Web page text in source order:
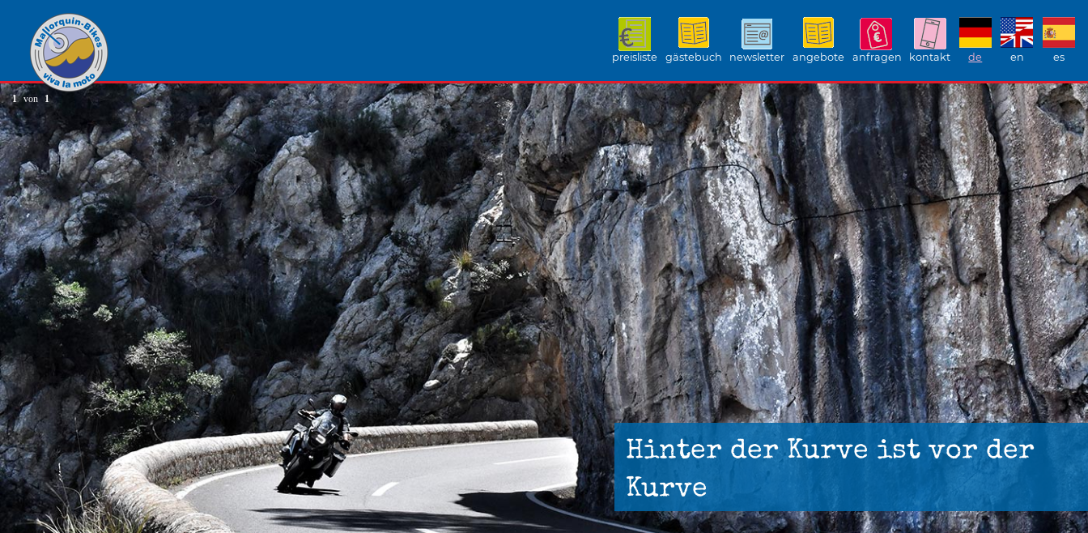
preisliste gästebuch newsletter angebote anfragen kontakt de en es
Hinter der Kurve ist vor der
Kurve
1 von 1